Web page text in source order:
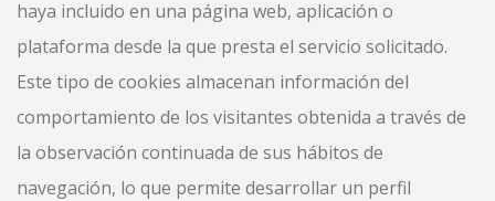
haya incluido en una página web, aplicación o
plataforma desde la que presta el servicio solicitado.
Este tipo de cookies almacenan información del
comportamiento de los visitantes obtenida a través de
la observación continuada de sus hábitos de
navegación, lo que permite desarrollar un perfil